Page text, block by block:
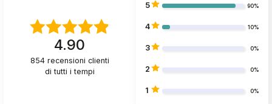
4.90
854recensioni clienti
di tutti i tempi
5 90%
4 10%
3 0%
2 0%
1 0%